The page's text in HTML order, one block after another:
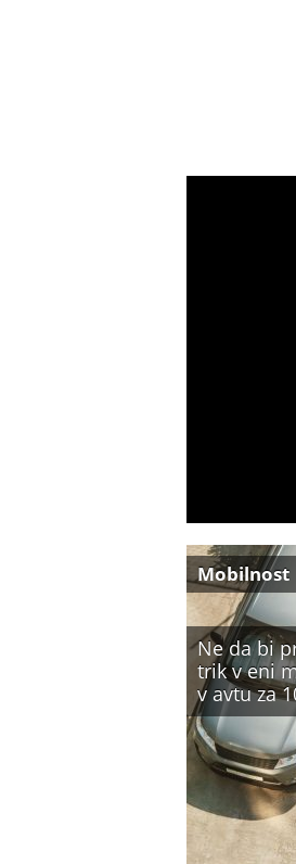
Ne da bi
trik v eni
v avtu za
Mobilnost